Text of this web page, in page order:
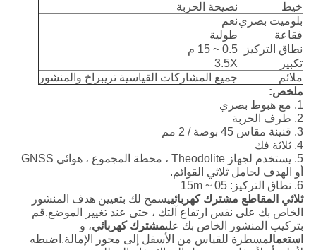
خيط
نصيحة الحربة
بلوميت بصرينعم
فقاعة
طولية
نطاق التركيز
0.5 ~ 15 م
تكبير
3.5X
ملائم
جميع المشاركات القياسية تريبراخ والمنشور
ملخص:
1. مع هبوط بصري
2. طرف الحربة
3. قنينة مقاس 45 بوصة / 2 مم
4. ثلاثة فك
5. يستخدم لجهاز Theodolite ، محطة المجموع ، هوائي GNSS
أو الهدف لحامل ثلاثي القوائم.
6. نطاق التركيز: 05 ~ 15m
ثلاثي المقاطع مشترك كهربائييسمح لك بتعيين هدف المنشور
الخاص بك على نفس ارتفاع آلتك ، حتى عند تغيير الموضع.قم
بتركيب المنشور الخاص بك علىمشترك كهربائي، و
استعمالمسطرة للقياس من الأسفل إلى محور الإمالة.اضبطه